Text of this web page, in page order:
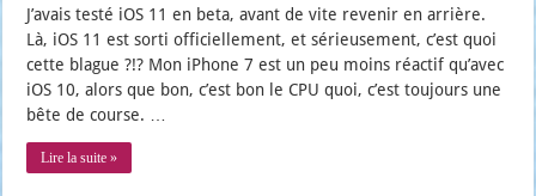
J’a­vais tes­té iOS 11 en beta, avant de vite reve­nir en arrière.
Là, iOS 11 est sor­ti offi­ciel­le­ment, et sérieu­se­ment, c’est quoi
cette blague ?!? Mon iPhone 7 est un peu moins réac­tif qu’a­vec
iOS 10, alors que bon, c’est bon le CPU quoi, c’est tou­jours une
bête de course. …
Lire la suite »